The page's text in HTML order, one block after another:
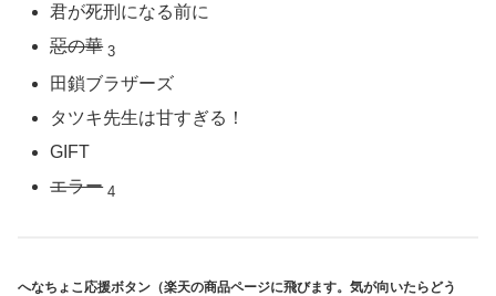
君が死刑になる前に
惡の華 3
田鎖ブラザーズ
タツキ先生は甘すぎる！
GIFT
エラー 4
へなちょこ応援ボタン（楽天の商品ページに飛びます。気が向いたらどう